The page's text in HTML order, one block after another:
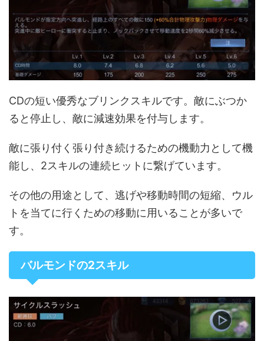
CDの短い優秀なブリンクスキルです。敵にぶつか
ると停止し、敵に減速効果を付与します。
敵に張り付く張り付き続けるための機動力として機
能し、2スキルの連続ヒットに繋げています。
その他の用途として、逃げや移動時間の短縮、ウル
トを当てに行くための移動に用いることが多いで
す。
バルモンドの2スキル